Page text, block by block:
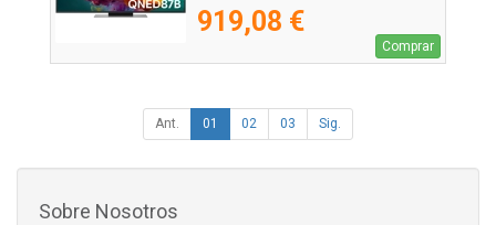
919,08 €
Comprar
Ant. 01 02 03 Sig.
Sobre Nosotros